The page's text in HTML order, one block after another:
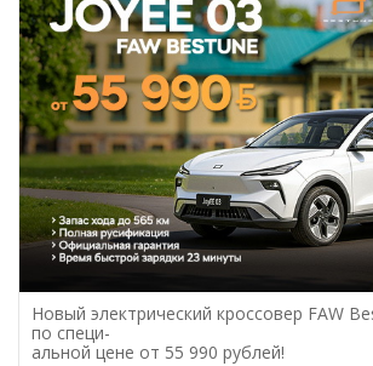
Новый электрический кроссовер FAW
по специ-
альной цене от 55 990 рублей!